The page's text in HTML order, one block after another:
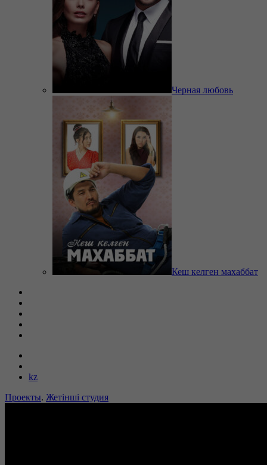
Черная любовь
Кеш келген махаббат
kz
Проекты. Жетінші студия